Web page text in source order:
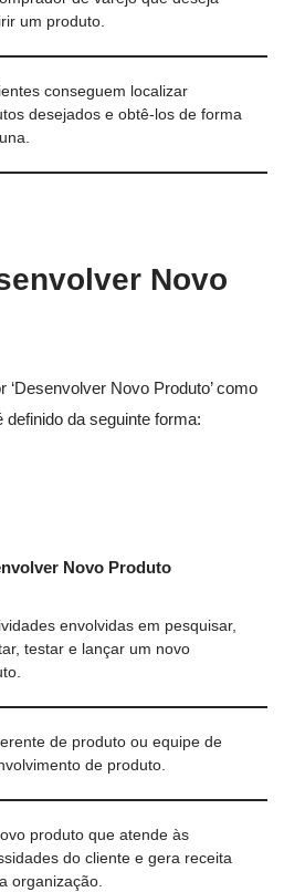
um produto.
conseguem localizar
desejados e obtê-los de forma
Novo
Novo Produto’ como
da seguinte forma:
Novo Produto
envolvidas em pesquisar,
testar e lançar um novo
de produto ou equipe de
de produto.
produto que atende às
do cliente e gera receita
organização.